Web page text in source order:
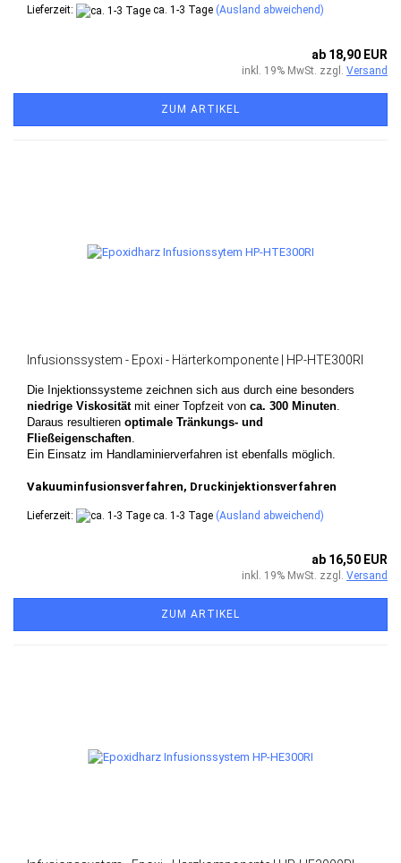
Lieferzeit: ca. 1-3 Tage (Ausland abweichend)
ab 18,90 EUR
inkl. 19% MwSt. zzgl. Versand
ZUM ARTIKEL
Infusionssystem - Epoxi - Härterkomponente | HP-HTE300RI
Die Injektionssysteme zeichnen sich aus durch eine besonders
niedrige Viskosität mit einer Topfzeit von ca. 300 Minuten
Daraus resultieren optimale Tränkungs- und
Fließeigenschaften
Ein Einsatz im Handlaminierverfahren ist ebenfalls möglich.
Vakuuminfusionsverfahren, Druckinjektionsverfahren
Lieferzeit: ca. 1-3 Tage (Ausland abweichend)
ab 16,50 EUR
inkl. 19% MwSt. zzgl. Versand
ZUM ARTIKEL